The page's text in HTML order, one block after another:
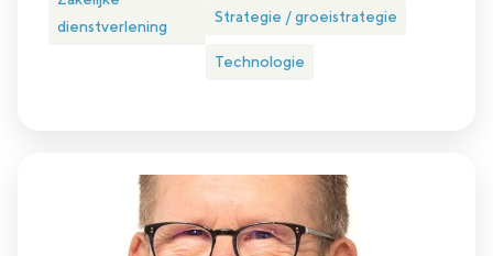
dienstverlening
Strategie / groeistrategie
Technologie